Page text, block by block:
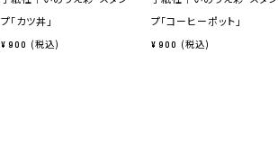
プ「カツ丼」
¥ 900 税込
プ「コーヒーポット」
¥ 900 税込